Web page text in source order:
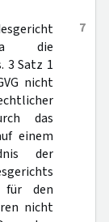
7
da die
3 Satz 1
nicht
das
einem
der
den
nicht